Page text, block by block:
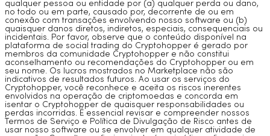
qualquer pessoa ou entidade por (a) qualquer perda ou dano,
no todo ou em parte, causado por, decorrente de ou em
conexão com transações envolvendo nosso software ou (b)
quaisquer danos diretos, indiretos, especiais, consequenciais ou
incidentais. Por favor, observe que o conteúdo disponível na
plataforma de social trading do Cryptohopper é gerado por
membros da comunidade Cryptohopper e não constitui
aconselhamento ou recomendações do Cryptohopper ou em
seu nome. Os lucros mostrados no Marketplace não são
indicativos de resultados futuros. Ao usar os serviços do
Cryptohopper, você reconhece e aceita os riscos inerentes
envolvidos na operação de criptomoedas e concorda em
isentar o Cryptohopper de quaisquer responsabilidades ou
perdas incorridas. É essencial revisar e compreender nossos
Termos de Serviço e Política de Divulgação de Risco antes de
usar nosso software ou se envolver em qualquer atividade de